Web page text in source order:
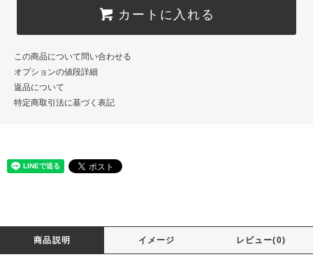
カートに入れる
この商品について問い合わせる
オプションの値段詳細
返品について
特定商取引法に基づく表記
商品説明 イメージ レビュー(0)